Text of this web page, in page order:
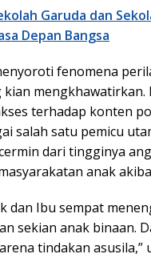
Garuda dan
Depan Bangsa
fenomena
kian mengkhawatirkan.
terhadap konten
salah satu pemicu
dari tingginya
anak
dan Ibu sempat
sekian anak binaan.
tindakan asusila,”